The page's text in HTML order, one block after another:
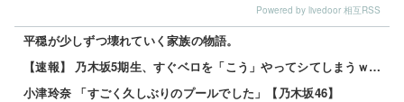
Powered by livedoor 相互RSS
平穏が少しずつ壊れていく家族の物語。
【速報】 乃木坂5期生、すぐベロを「こう」やってシてしまうｗｗｗｗｗｗ
小津玲奈 「すごく久しぶりのプールでした」【乃木坂46】